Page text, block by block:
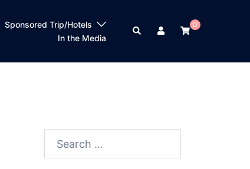
Sponsored Trip/Hotels
In the Media
Search
0
Search